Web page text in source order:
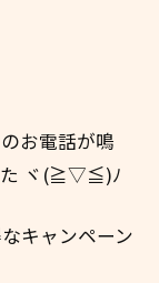
お電話が鳴
た ヾ(≧▽≦)ﾉ
キャンペーン